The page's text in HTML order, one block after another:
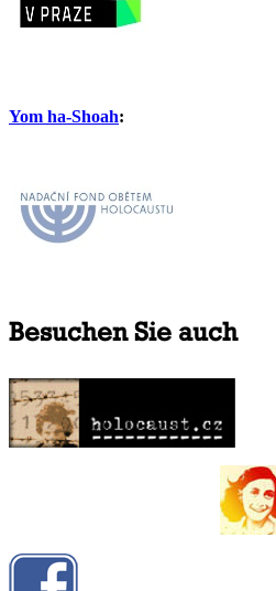
Yom ha-Shoah:
Besuchen Sie auch